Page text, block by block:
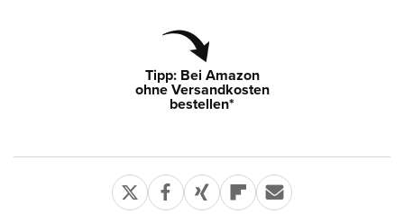
Tipp: Bei Amazon
ohne Versandkosten
bestellen*